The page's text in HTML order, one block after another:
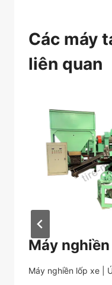
Các máy
liên quan
Máy
Máy nghiền lốp xe |